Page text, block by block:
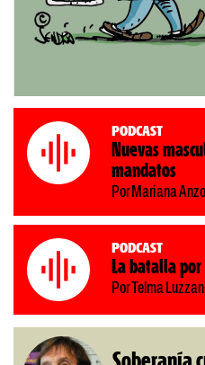
Podcast
Nuevas
mandatos
Por Mariana
Podcast
La batalla
Por Telma